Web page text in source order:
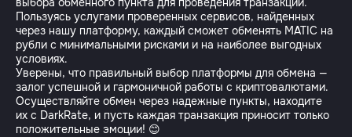
Пользуясь услугами проверенных сервисов, найденных
через нашу платформу, каждый сможет обменять MATIC на
рубли с минимальными рисками и на наиболее выгодных
условиях.
Уверены, что правильный выбор платформы для обмена —
залог успешной и гармоничной работы с криптовалютами.
Осуществляйте обмен через надежные пункты, находите
их с DarkRate, и пусть каждая транзакция приносит только
положительные эмоции! 😊